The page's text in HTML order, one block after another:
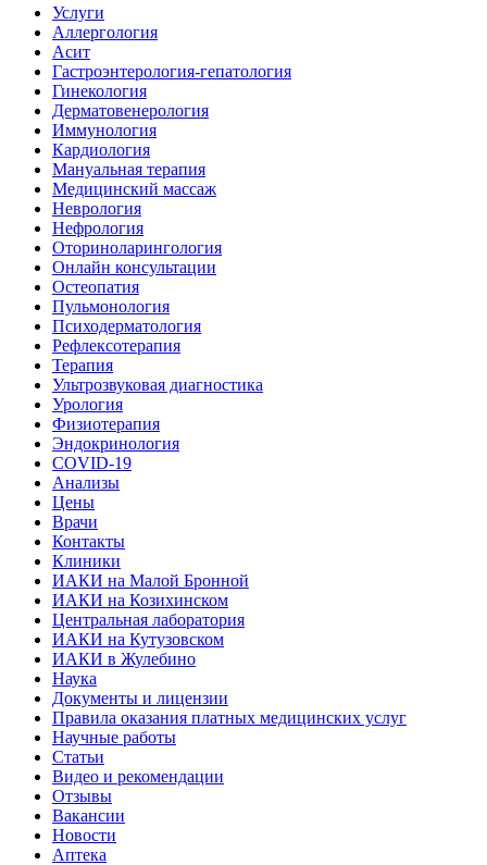
Услуги
Аллергология
Асит
Гастроэнтерология-гепатология
Гинекология
Дерматовенерология
Иммунология
Кардиология
Мануальная терапия
Медицинский массаж
Неврология
Нефрология
Оториноларингология
Онлайн консультации
Остеопатия
Пульмонология
Психодерматология
Рефлексотерапия
Терапия
Ультрозвуковая диагностика
Урология
Физиотерапия
Эндокринология
COVID-19
Анализы
Цены
Врачи
Контакты
Клиники
ИАКИ на Малой Бронной
ИАКИ на Козихинском
Центральная лаборатория
ИАКИ на Кутузовском
ИАКИ в Жулебино
Наука
Документы и лицензии
Правила оказания платных медицинских услуг
Научные работы
Статьи
Видео и рекомендации
Отзывы
Вакансии
Новости
Аптека